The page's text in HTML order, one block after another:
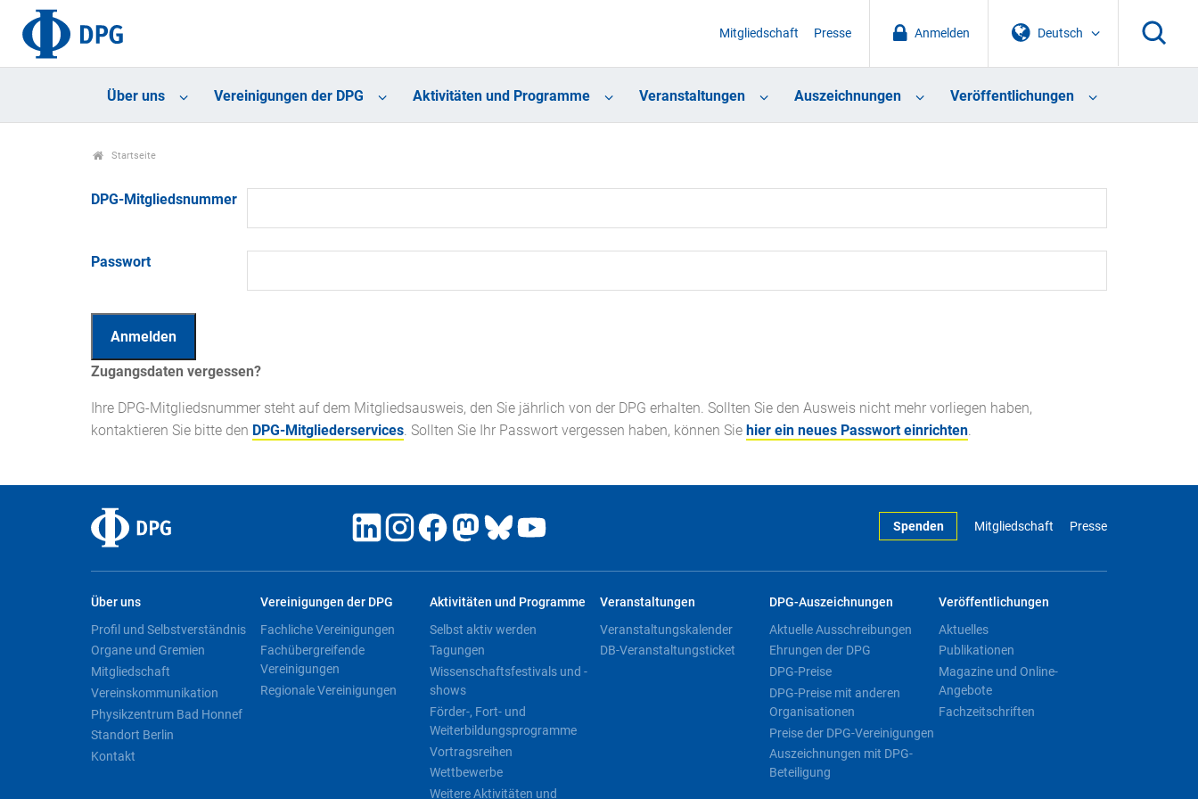
Deutsch
Anmelden
Mitgliedschaft Presse
Über uns Vereinigungen der DPG Aktivitäten und Programme Veranstaltungen Auszeichnungen Veröffentlichungen
Startseite
DPG-Mitgliedsnummer
Passwort
Zugangsdaten vergessen?
Ihre DPG-Mitgliedsnummer steht auf dem Mitgliedsausweis, den Sie jährlich von der DPG erhalten. Sollten Sie den Ausweis nicht mehr vorliegen haben,
kontaktieren Sie bitte den DPG-Mitgliederservices . Sollten Sie Ihr Passwort vergessen haben, können Sie hier ein neues Passwort einrichten
Spenden Mitgliedschaft Presse
Über uns
Profil und Selbstverständnis
Organe und Gremien
Mitgliedschaft
Vereinskommunikation
Physikzentrum Bad Honnef
Standort Berlin
Kontakt
Vereinigungen der DPG
Fachliche Vereinigungen
Fachübergreifende
Vereinigungen
Regionale Vereinigungen
Aktivitäten und Programme
Selbst aktiv werden
Tagungen
Wissenschaftsfestivals und -
shows
Förder-, Fort- und
Weiterbildungsprogramme
Vortragsreihen
Wettbewerbe
Weitere Aktivitäten und
Veranstaltungen
Veranstaltungskalender
DB-Veranstaltungsticket
DPG-Auszeichnungen
Aktuelle Ausschreibungen
Ehrungen der DPG
DPG-Preise
DPG-Preise mit anderen
Organisationen
Preise der DPG-Vereinigungen
Auszeichnungen mit DPG-
Beteiligung
Veröffentlichungen
Aktuelles
Publikationen
Magazine und Online-
Angebote
Fachzeitschriften